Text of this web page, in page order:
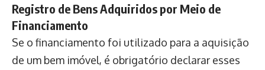
Registro de Bens Adquiridos por Meio de
Financiamento
Se o financiamento foi utilizado para a aquisição
de um bem imóvel, é obrigatório declarar esses